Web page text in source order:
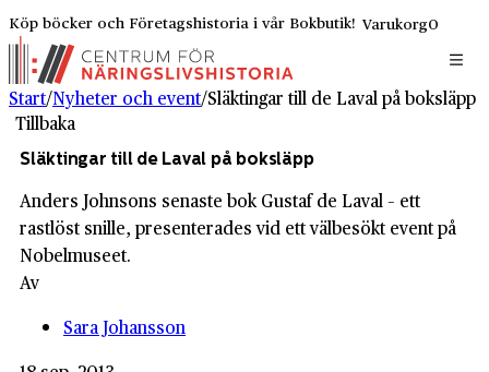
Köp böcker och Företagshistoria i vår Bokbutik! Varukorg0
Start/Nyheter och event/Släktingar till de Laval på boksläpp
Tillbaka
Släktingar till de Laval på boksläpp
Anders Johnsons senaste bok Gustaf de Laval – ett
rastlöst snille, presenterades vid ett välbesökt event på
Nobelmuseet.
Av
Sara Johansson